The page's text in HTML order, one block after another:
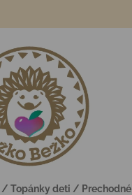
/ Topánky deti / Prechodné